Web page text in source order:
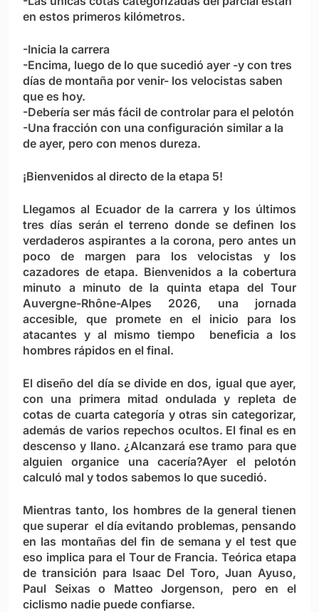
en estos primeros kilómetros.
-Inicia la carrera
-Encima, luego de lo que sucedió ayer -y con tres
días de montaña por venir- los velocistas saben
que es hoy.
-Debería ser más fácil de controlar para el pelotón
-Una fracción con una configuración similar a la
de ayer, pero con menos dureza.
¡Bienvenidos al directo de la etapa 5!
Llegamos al Ecuador de la carrera y los últimos
tres días serán el terreno donde se definen los
verdaderos aspirantes a la corona, pero antes un
poco de margen para los velocistas y los
cazadores de etapa. Bienvenidos a la cobertura
minuto a minuto de la quinta etapa del Tour
Auvergne-Rhône-Alpes 2026, una jornada
accesible, que promete en el inicio para los
atacantes y al mismo tiempo beneficia a los
hombres rápidos en el final.
El diseño del día se divide en dos, igual que ayer,
con una primera mitad ondulada y repleta de
cotas de cuarta categoría y otras sin categorizar,
además de varios repechos ocultos. El final es en
descenso y llano. ¿Alcanzará ese tramo para que
alguien organice una cacería?Ayer el pelotón
calculó mal y todos sabemos lo que sucedió.
Mientras tanto, los hombres de la general tienen
que superar el día evitando problemas, pensando
en las montañas del fin de semana y el test que
eso implica para el Tour de Francia. Teórica etapa
de transición para Isaac Del Toro, Juan Ayuso,
Paul Seixas o Matteo Jorgenson, pero en el
ciclismo nadie puede confiarse.